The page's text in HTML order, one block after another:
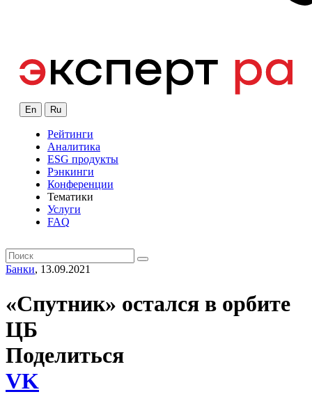
En Ru
Рейтинги
Аналитика
ESG продукты
Рэнкинги
Конференции
Тематики
Услуги
FAQ
Банки, 13.09.2021
«Спутник» остался в орбите
ЦБ
Поделиться
VK